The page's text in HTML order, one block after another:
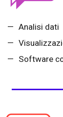
Analisi dati
Software